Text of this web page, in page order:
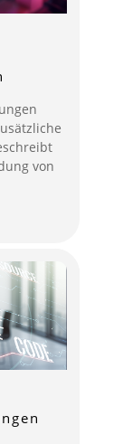
von